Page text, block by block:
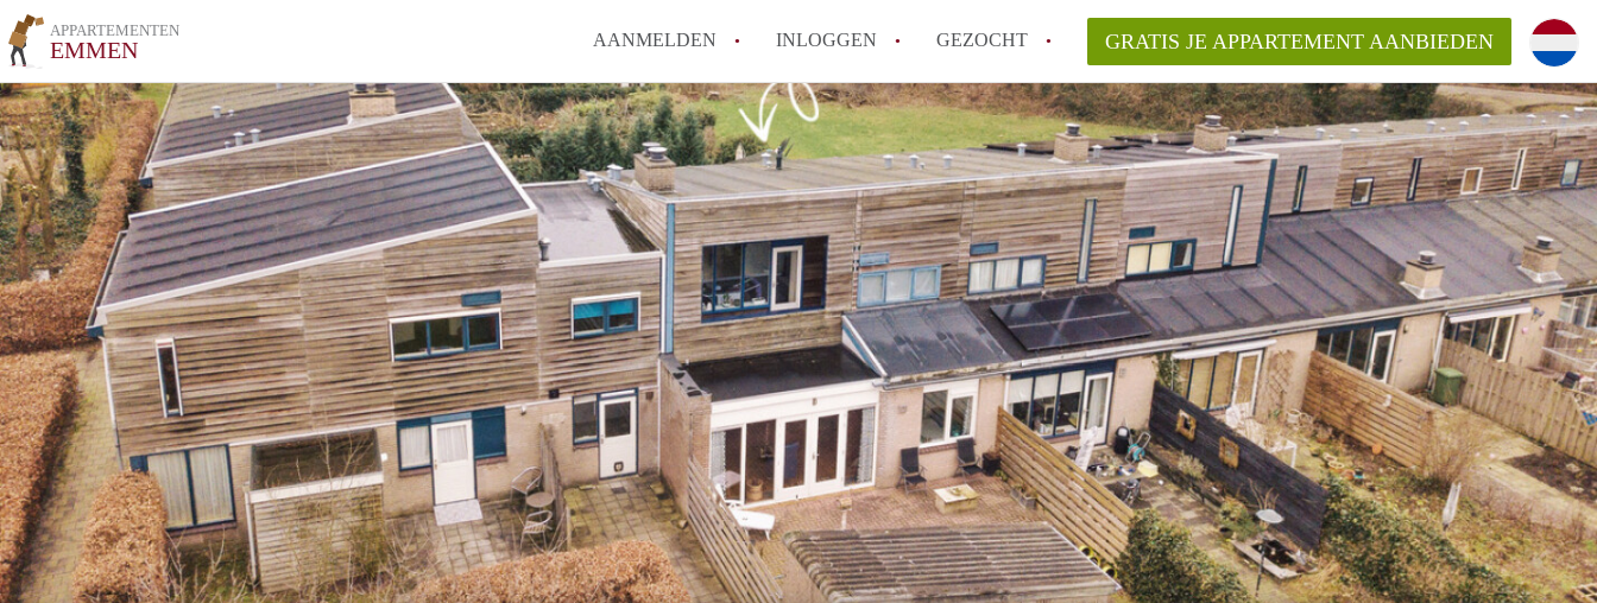
APPARTEMENTEN
EMMEN AANMELDEN INLOGGEN GEZOCHT GRATIS JE APPARTEMENT AANBIEDEN